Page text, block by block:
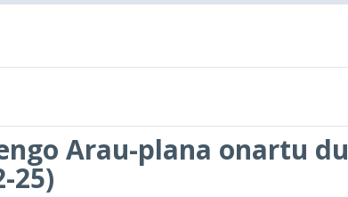
Arau-plana onartu du
25)